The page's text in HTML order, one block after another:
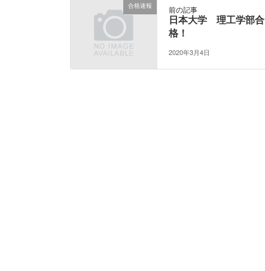
合格速報 前の記事
日本大学 理工学部合
格！
2020年3月4日